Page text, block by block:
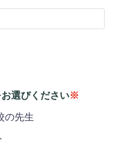
選びください※
の先生